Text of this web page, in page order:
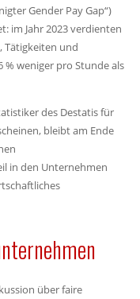
Gender Pay Gap“)
im Jahr 2023 verdienten
Tätigkeiten und
weniger pro Stunde als
des Destatis für
bleibt am Ende
in den Unternehmen
über faire